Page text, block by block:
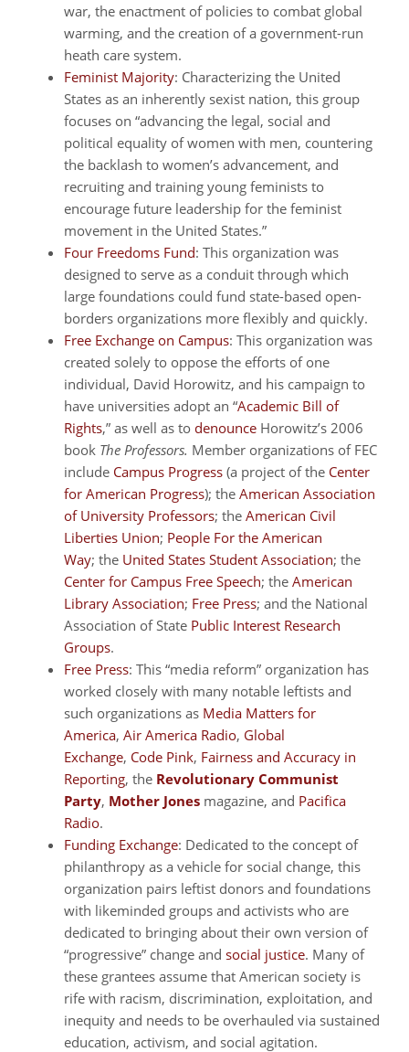
war, the enactment of policies to combat global
warming, and the creation of a government-run
heath care system.
Feminist Majority: Characterizing the United
States as an inherently sexist nation, this group
focuses on “advancing the legal, social and
political equality of women with men, countering
the backlash to women’s advancement, and
recruiting and training young feminists to
encourage future leadership for the feminist
movement in the United States.”
Four Freedoms Fund: This organization was
designed to serve as a conduit through which
large foundations could fund state-based open-
borders organizations more flexibly and quickly.
Free Exchange on Campus: This organization was
created solely to oppose the efforts of one
individual, David Horowitz, and his campaign to
have universities adopt an “Academic Bill of
Rights,” as well as to denounce Horowitz’s 2006
book The Professors. Member organizations of FEC
include Campus Progress (a project of the Center
for American Progress); the American Association
of University Professors; the American Civil
Liberties Union; People For the American
Way; the United States Student Association; the
Center for Campus Free Speech; the American
Library Association; Free Press; and the National
Association of State Public Interest Research
Groups.
Free Press: This “media reform” organization has
worked closely with many notable leftists and
such organizations as Media Matters for
America, Air America Radio, Global
Exchange, Code Pink, Fairness and Accuracy in
Reporting, the Revolutionary Communist
Party, Mother Jones magazine, and Pacifica
Radio.
Funding Exchange: Dedicated to the concept of
philanthropy as a vehicle for social change, this
organization pairs leftist donors and foundations
with likeminded groups and activists who are
dedicated to bringing about their own version of
“progressive” change and social justice. Many of
these grantees assume that American society is
rife with racism, discrimination, exploitation, and
inequity and needs to be overhauled via sustained
education, activism, and social agitation.